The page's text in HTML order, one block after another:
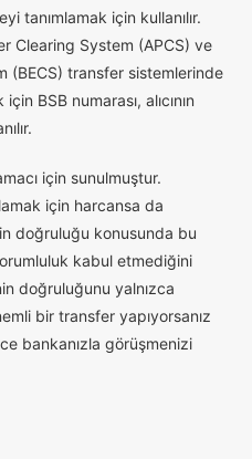
tanımlamak için kullanılır.
Clearing System (APCS) ve
(BECS) transfer sistemlerinde
BSB numarası, alıcının
için sunulmuştur.
için harcansa da
doğruluğu konusunda bu
kabul etmediğini
doğruluğunu yalnızca
bir transfer yapıyorsanız
bankanızla görüşmenizi